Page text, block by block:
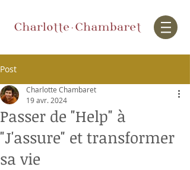
Post
Passer de "Help" à
"J'assure" et transformer
sa vie
Charlotte Chambaret
19 avr. 2024